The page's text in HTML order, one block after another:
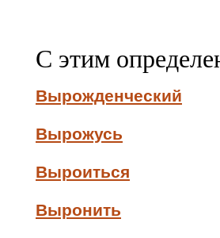
С этим
Вырожденческий
Вырожусь
Выроиться
Выронить